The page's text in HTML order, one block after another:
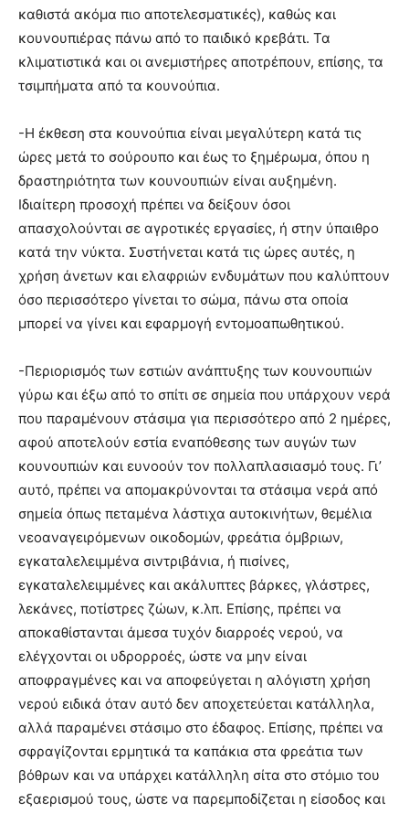
καθιστά ακόμα πιο αποτελεσματικές), καθώς και
κουνουπιέρας πάνω από το παιδικό κρεβάτι. Τα
κλιματιστικά και οι ανεμιστήρες αποτρέπουν, επίσης, τα
τσιμπήματα από τα κουνούπια.
-Η έκθεση στα κουνούπια είναι μεγαλύτερη κατά τις
ώρες μετά το σούρουπο και έως το ξημέρωμα, όπου η
δραστηριότητα των κουνουπιών είναι αυξημένη.
Ιδιαίτερη προσοχή πρέπει να δείξουν όσοι
απασχολούνται σε αγροτικές εργασίες, ή στην ύπαιθρο
κατά την νύκτα. Συστήνεται κατά τις ώρες αυτές, η
χρήση άνετων και ελαφριών ενδυμάτων που καλύπτουν
όσο περισσότερο γίνεται το σώμα, πάνω στα οποία
μπορεί να γίνει και εφαρμογή εντομοαπωθητικού.
-Περιορισμός των εστιών ανάπτυξης των κουνουπιών
γύρω και έξω από το σπίτι σε σημεία που υπάρχουν νερά
που παραμένουν στάσιμα για περισσότερο από 2 ημέρες,
αφού αποτελούν εστία εναπόθεσης των αυγών των
κουνουπιών και ευνοούν τον πολλαπλασιασμό τους. Γι’
αυτό, πρέπει να απομακρύνονται τα στάσιμα νερά από
σημεία όπως πεταμένα λάστιχα αυτοκινήτων, θεμέλια
νεοαναγειρόμενων οικοδομών, φρεάτια όμβριων,
εγκαταλελειμμένα σιντριβάνια, ή πισίνες,
εγκαταλελειμμένες και ακάλυπτες βάρκες, γλάστρες,
λεκάνες, ποτίστρες ζώων, κ.λπ. Επίσης, πρέπει να
αποκαθίστανται άμεσα τυχόν διαρροές νερού, να
ελέγχονται οι υδρορροές, ώστε να μην είναι
αποφραγμένες και να αποφεύγεται η αλόγιστη χρήση
νερού ειδικά όταν αυτό δεν αποχετεύεται κατάλληλα,
αλλά παραμένει στάσιμο στο έδαφος. Επίσης, πρέπει να
σφραγίζονται ερμητικά τα καπάκια στα φρεάτια των
βόθρων και να υπάρχει κατάλληλη σίτα στο στόμιο του
εξαερισμού τους, ώστε να παρεμποδίζεται η είσοδος και